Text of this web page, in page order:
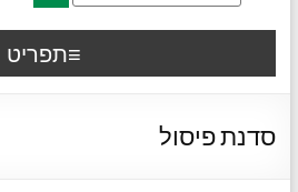
תפריט
סדנת פיסול